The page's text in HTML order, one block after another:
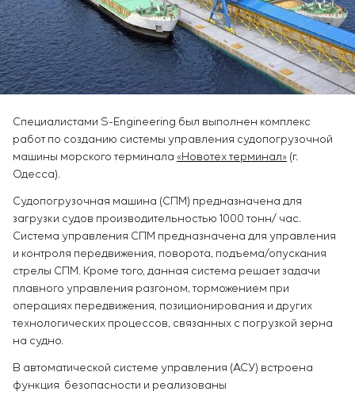
Сервисное обслуживание
Управление проектами
Аутсорсинг
Консалтинговые услуги
Индивидуальная разработка и испытания
Разработка математических моделей объектов
управления
Разработка специальных алгоритмов
Энергоаудит
Химическая промышленность
Цементная промышленность
Simoprime
Вакансии
Стажировка
Ветеранам
КОНТАКТЫ
Специалистами S-Engineering был выполнен комплекс
работ по созданию системы управления судопогрузочной
машины морского терминала «Новотех терминал» (г.
Одесса).
Судопогрузочная машина (СПМ) предназначена для
загрузки судов производительностью 1000 тонн/ час.
Система управления СПМ предназначена для управления
и контроля передвижения, поворота, подъема/опускания
стрелы СПМ. Кроме того, данная система решает задачи
плавного управления разгоном, торможением при
операциях передвижения, позиционирования и других
технологических процессов, связанных с погрузкой зерна
на судно.
В автоматической системе управления (АСУ) встроена
функция безопасности и реализованы